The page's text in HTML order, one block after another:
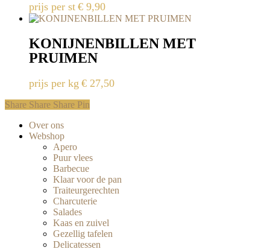
prijs per st € 9,90
KONIJNENBILLEN MET
PRUIMEN
prijs per kg € 27,50
Share
Share Share Share Pin
Close
Menu
Over ons
Webshop
Apero
Puur vlees
Barbecue
Klaar voor de pan
Traiteurgerechten
Charcuterie
Salades
Kaas en zuivel
Gezellig tafelen
Delicatessen